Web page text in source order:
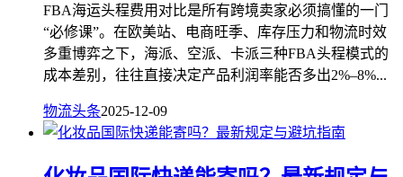
FBA海运头程费用对比是所有跨境卖家必须搞懂的一门
“必修课”。在欧美站、电商旺季、库存压力和物流时效
多重博弈之下，海派、空派、卡派三种FBA头程模式的
成本差别，往往直接决定产品利润率能否多出2%–8%...
物流头条2025-12-09